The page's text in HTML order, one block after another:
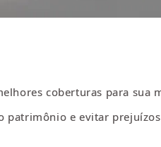
coberturas para sua
patrimônio e evitar